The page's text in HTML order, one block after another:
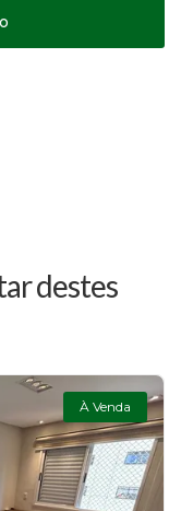
destes
À Venda